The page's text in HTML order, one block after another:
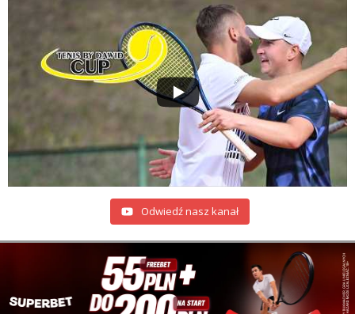
Odwiedź nasz kanał